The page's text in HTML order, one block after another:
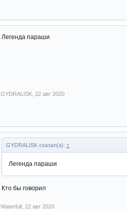
Легенда параши
GYDRALISK 22 авг 2020
GYDRALISK сказал(а): ↑
Легенда параши
Кто бы говорил
Waterfull 22 авг 2020